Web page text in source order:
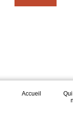
Accueil